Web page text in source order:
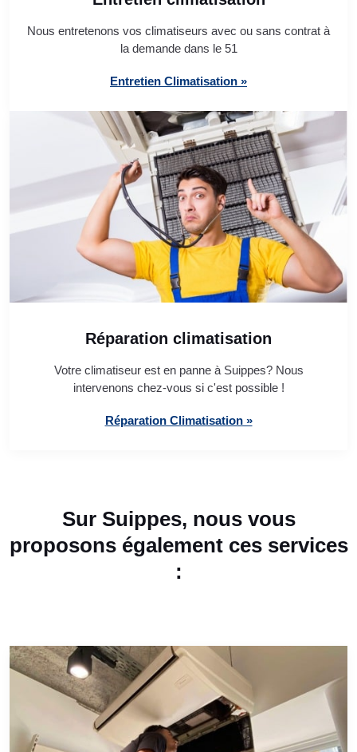
Nous entretenons vos climatiseurs avec ou sans contrat à
la demande dans le 51
Entretien Climatisation »
Réparation climatisation
Votre climatiseur est en panne à Suippes? Nous
intervenons chez-vous si c'est possible !
Réparation Climatisation »
Sur Suippes, nous vous
proposons également ces services
: